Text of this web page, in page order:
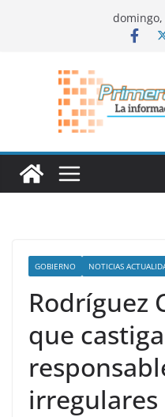
domingo,
GOBIERNO NOTICIAS
Rodríguez
que
irregulares